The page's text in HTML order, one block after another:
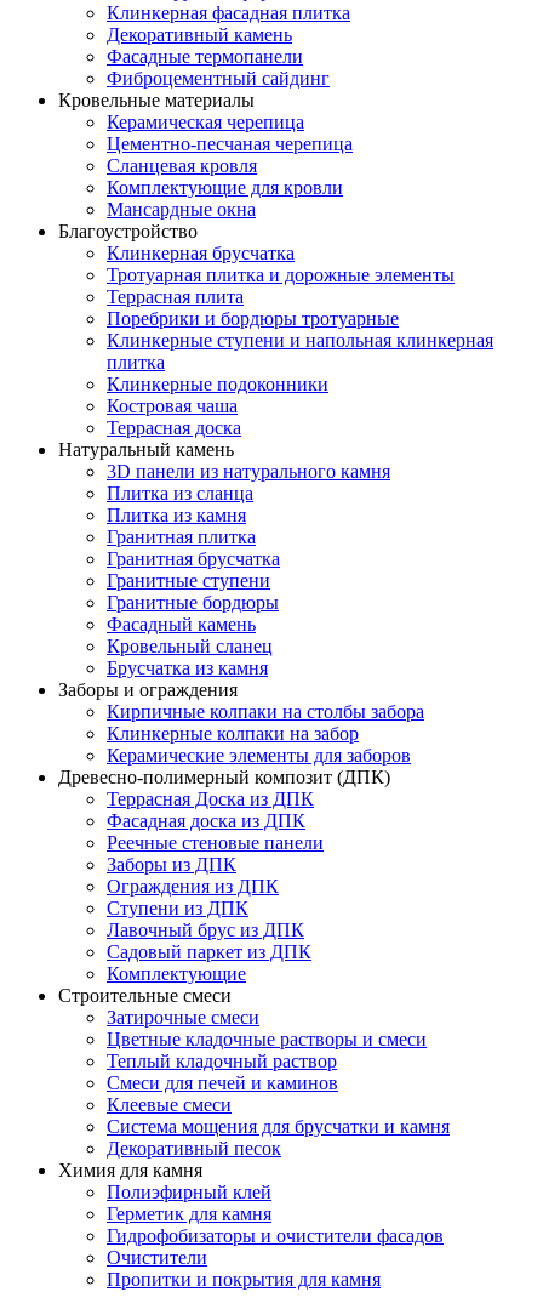
Клинкерная фасадная плитка
Декоративный камень
Фасадные термопанели
Фиброцементный сайдинг
Кровельные материалы
Керамическая черепица
Цементно-песчаная черепица
Сланцевая кровля
Комплектующие для кровли
Мансардные окна
Благоустройство
Клинкерная брусчатка
Тротуарная плитка и дорожные элементы
Террасная плита
Поребрики и бордюры тротуарные
Клинкерные ступени и напольная клинкерная
плитка
Клинкерные подоконники
Костровая чаша
Террасная доска
Натуральный камень
3D панели из натурального камня
Плитка из сланца
Плитка из камня
Гранитная плитка
Гранитная брусчатка
Гранитные ступени
Гранитные бордюры
Фасадный камень
Кровельный сланец
Брусчатка из камня
Заборы и ограждения
Кирпичные колпаки на столбы забора
Клинкерные колпаки на забор
Керамические элементы для заборов
Древесно-полимерный композит (ДПК)
Террасная Доска из ДПК
Фасадная доска из ДПК
Реечные стеновые панели
Заборы из ДПК
Ограждения из ДПК
Ступени из ДПК
Лавочный брус из ДПК
Садовый паркет из ДПК
Комплектующие
Строительные смеси
Затирочные смеси
Цветные кладочные растворы и смеси
Теплый кладочный раствор
Смеси для печей и каминов
Клеевые смеси
Система мощения для брусчатки и камня
Декоративный песок
Химия для камня
Полиэфирный клей
Герметик для камня
Гидрофобизаторы и очистители фасадов
Очистители
Пропитки и покрытия для камня